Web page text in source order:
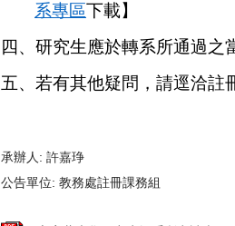
系專區下載】
四、研究生應於轉系所通過之
五、若有其他疑問，請逕洽註
承辦人: 許嘉琤
公告單位: 教務處註冊課務組